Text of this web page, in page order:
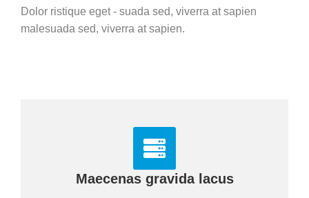
Dolor ristique eget - suada sed, viverra at sapien
malesuada sed, viverra at sapien.
Maecenas gravida lacus